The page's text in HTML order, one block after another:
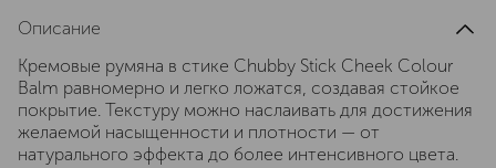
Описание
Кремовые румяна в стике Chubby Stick Cheek Colour
Balm равномерно и легко ложатся, создавая стойкое
покрытие. Текстуру можно наслаивать для достижения
желаемой насыщенности и плотности — от
натурального эффекта до более интенсивного цвета.